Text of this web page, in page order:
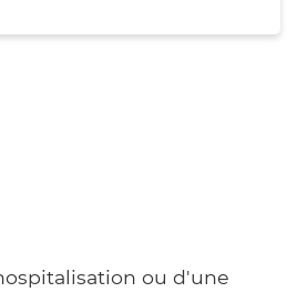
ou d'une